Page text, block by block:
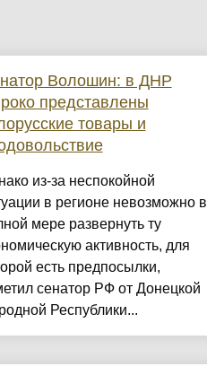
Волошин: в ДНР
представлены
товары и
из-за неспокойной
в регионе невозможно в
мере развернуть ту
активность, для
есть предпосылки,
сенатор РФ от Донецкой
Республики...